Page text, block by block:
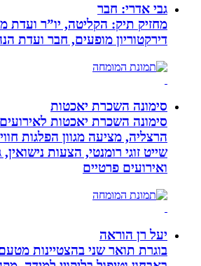
גבי אדרי: חבר
מחזיק תיק: הקליטה, יו”ר ועדת
דירקטוריון מופעים, חבר ועדת הנהלה.
סימונה השכרת יאכטות
סימונה השכרת יאכטות לאירועים
הרצליה, מציעה מגוון הפלגות
שייט זוגי רומנטי, הצעות נישואין,
ואירועים פרטיים
יעל רן הוראה
בוגרת תואר שני בהצטיינות מטעם